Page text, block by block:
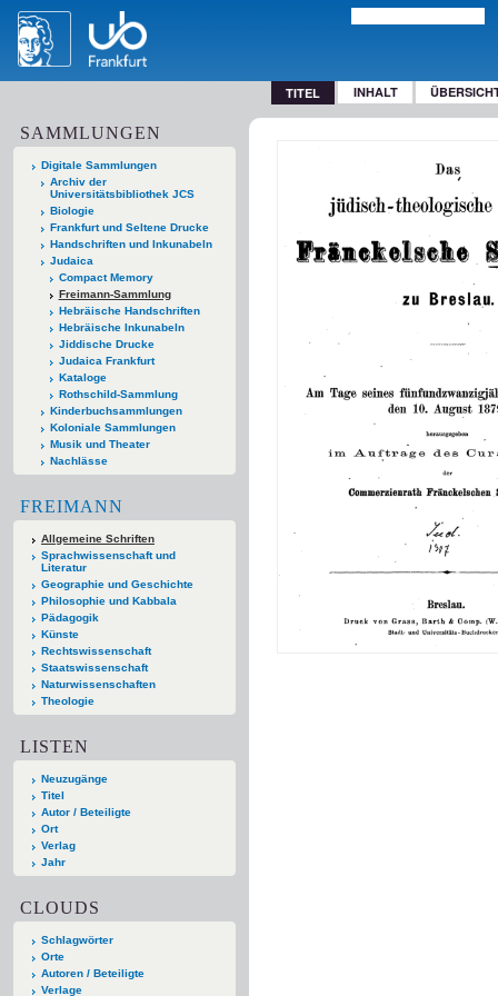
TITEL INHALT
SAMMLUNGEN
Digitale Sammlungen
Archiv der
Universitätsbibliothek JCS
Biologie
Frankfurt und Seltene Drucke
Handschriften und Inkunabeln
Judaica
Compact Memory
Freimann-Sammlung
Hebräische Handschriften
Hebräische Inkunabeln
Jiddische Drucke
Judaica Frankfurt
Kataloge
Rothschild-Sammlung
Kinderbuchsammlungen
Koloniale Sammlungen
Musik und Theater
Nachlässe
FREIMANN
Allgemeine Schriften
Sprachwissenschaft und
Literatur
Geographie und Geschichte
Philosophie und Kabbala
Pädagogik
Künste
Rechtswissenschaft
Staatswissenschaft
Naturwissenschaften
Theologie
LISTEN
Neuzugänge
Titel
Autor / Beteiligte
Ort
Verlag
Jahr
CLOUDS
Schlagwörter
Orte
Autoren / Beteiligte
Verlage